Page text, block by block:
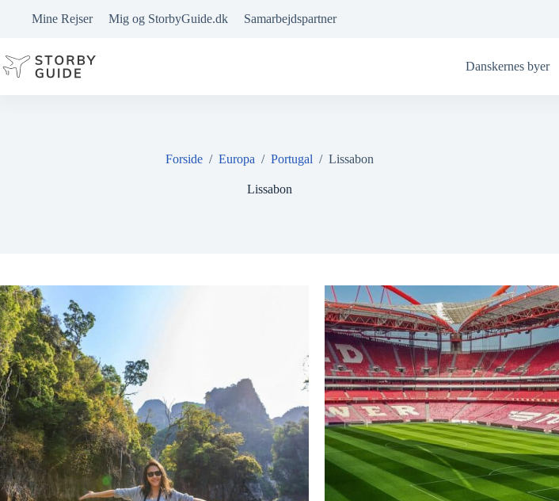
Mine Rejser Mig og StorbyGuide.dk Samarbejdspartner
Danskernes byer
Forside/ Europa / Portugal / Lissabon
Lissabon